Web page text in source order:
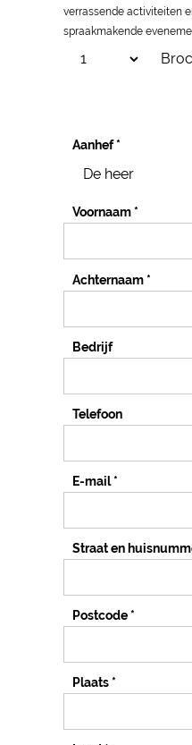
verrassende activiteiten
spraakmakende
Aanhef*
Voornaam*
Achternaam*
Bedrijf
Telefoon
E-mail*
Straat en
Postcode*
Plaats*